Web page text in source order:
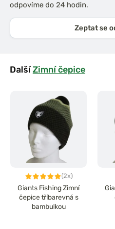
odpovíme do 24 hodin.
Zeptat se
DalšíZimní čepice
(2x)
Giants Fishing Zimní
čepice tříbarevná s
bambulkou